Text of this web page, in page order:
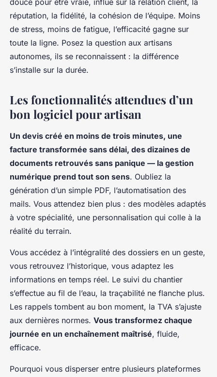
douce pour être vraie, influe sur la relation client, la
réputation, la fidélité, la cohésion de l’équipe. Moins
de stress, moins de fatigue, l’efficacité gagne sur
toute la ligne. Posez la question aux artisans
autonomes, ils se reconnaissent : la différence
s’installe sur la durée.
Les fonctionnalités attendues d’un
bon logiciel pour artisan
Un devis créé en moins de trois minutes, une
facture transformée sans délai, des dizaines de
documents retrouvés sans panique — la gestion
numérique prend tout son sens. Oubliez la
génération d’un simple PDF, l’automatisation des
mails. Vous attendez bien plus : des modèles adaptés
à votre spécialité, une personnalisation qui colle à la
réalité du terrain.
Vous accédez à l’intégralité des dossiers en un geste,
vous retrouvez l’historique, vous adaptez les
informations en temps réel. Le suivi du chantier
s’effectue au fil de l’eau, la traçabilité ne flanche plus.
Les rappels tombent au bon moment, la TVA s’ajuste
aux dernières normes. Vous transformez chaque
journée en un enchaînement maîtrisé, fluide,
efficace.
Pourquoi vous disperser entre plusieurs plateformes